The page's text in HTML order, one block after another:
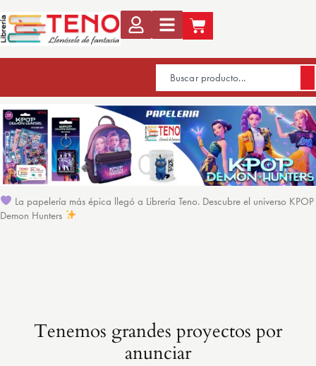
La papelería más épica llegó a Librería Teno. Descubre el universo KPOP
Demon Hunters
Tenemos grandes proyectos por
anunciar